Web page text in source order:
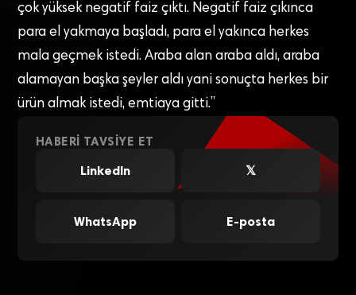
çok yüksek negatif faiz çıktı. Negatif faiz çıkınca
para el yakmaya başladı, para el yakınca herkes
mala geçmek istedi. Araba alan araba aldı, araba
alamayan başka şeyler aldı yani sonuçta herkes bir
ürün almak istedi, emtiaya gitti.”
HABERI TAVSIYE ET
LinkedIn
𝕏
WhatsApp E-posta